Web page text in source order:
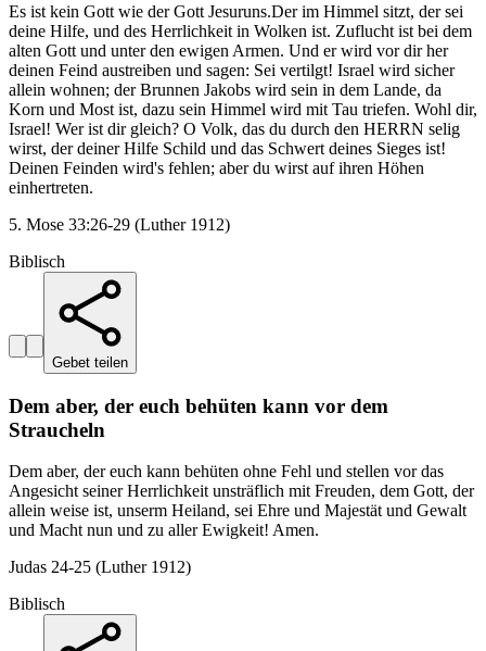
Es ist kein Gott wie der Gott Jesuruns.Der im Himmel sitzt, der sei
deine Hilfe, und des Herrlichkeit in Wolken ist. Zuflucht ist bei dem
alten Gott und unter den ewigen Armen. Und er wird vor dir her
deinen Feind austreiben und sagen: Sei vertilgt! Israel wird sicher
allein wohnen; der Brunnen Jakobs wird sein in dem Lande, da
Korn und Most ist, dazu sein Himmel wird mit Tau triefen. Wohl dir,
Israel! Wer ist dir gleich? O Volk, das du durch den HERRN selig
wirst, der deiner Hilfe Schild und das Schwert deines Sieges ist!
Deinen Feinden wird's fehlen; aber du wirst auf ihren Höhen
einhertreten.
5. Mose 33:26-29 (Luther 1912)
Biblisch
Gebet teilen
Dem aber, der euch behüten kann vor dem
Straucheln
Dem aber, der euch kann behüten ohne Fehl und stellen vor das
Angesicht seiner Herrlichkeit unsträflich mit Freuden, dem Gott, der
allein weise ist, unserm Heiland, sei Ehre und Majestät und Gewalt
und Macht nun und zu aller Ewigkeit! Amen.
Judas 24-25 (Luther 1912)
Biblisch